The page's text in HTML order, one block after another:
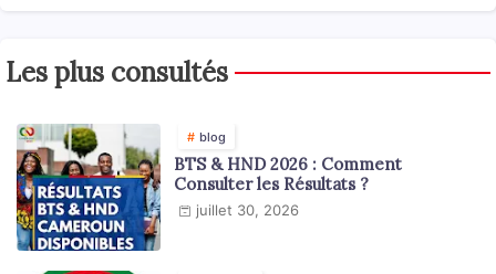
Les plus consultés
blog
BTS & HND 2026 : Comment
Consulter les Résultats ?
juillet 30, 2026